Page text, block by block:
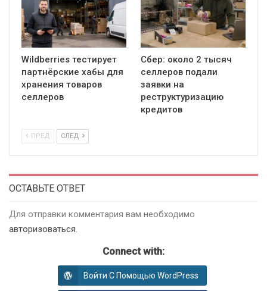
Wildberries тестирует
партнёрские хабы для
хранения товаров
селлеров
Сбер: около 2 тысяч
селлеров подали
заявки на
реструктуризацию
кредитов
ПРЕД СЛЕД
ОСТАВЬТЕ ОТВЕТ
Для отправки комментария вам необходимо
авторизоваться.
Connect with:
Войти С Помощью WordPress